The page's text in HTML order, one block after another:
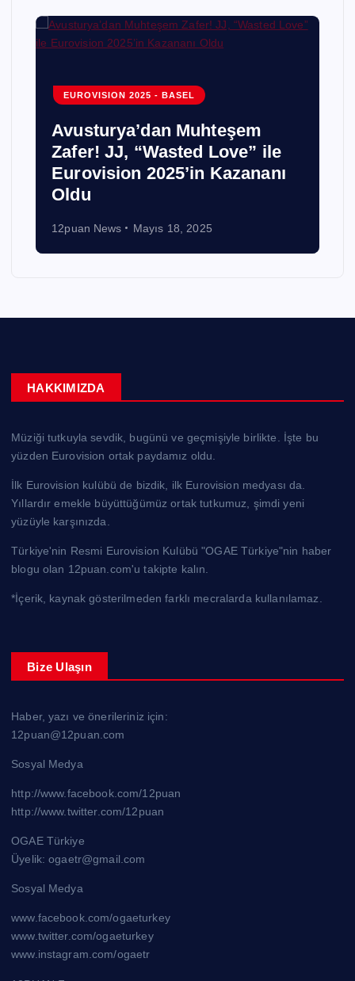
EUROVISION 2025 - BASEL
Avusturya’dan Muhteşem
Zafer! JJ, “Wasted Love” ile
Eurovision 2025’in Kazananı
Oldu
12puan News Mayıs 18, 2025
HAKKIMIZDA
Müziği tutkuyla sevdik, bugünü ve geçmişiyle birlikte. İşte bu
yüzden Eurovision ortak paydamız oldu.
İlk Eurovision kulübü de bizdik, ilk Eurovision medyası da.
Yıllardır emekle büyüttüğümüz ortak tutkumuz, şimdi yeni
yüzüyle karşınızda.
Türkiye'nin Resmi Eurovision Kulübü "OGAE Türkiye"nin haber
blogu olan 12puan.com'u takipte kalın.
*İçerik, kaynak gösterilmeden farklı mecralarda kullanılamaz.
Bize Ulaşın
Haber, yazı ve önerileriniz için:
12puan@12puan.com
Sosyal Medya
http://www.facebook.com/12puan
http://www.twitter.com/12puan
OGAE Türkiye
Üyelik: ogaetr@gmail.com
Sosyal Medya
www.facebook.com/ogaeturkey
www.twitter.com/ogaeturkey
www.instagram.com/ogaetr